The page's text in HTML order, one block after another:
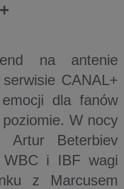
na antenie
CANAL+
dla fanów
W nocy
Beterbiev
WBC i IBF wagi
z Marcusem